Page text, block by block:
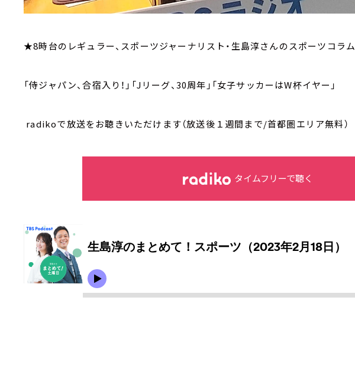
★8時台のレギュラー、スポーツジャーナリスト・生島淳さんのスポーツコラム
「侍ジャパン、合宿入り！」「Jリーグ、30周年」「女子サッカーはW杯イヤー」
radikoで放送をお聴きいただけます（放送後１週間まで/首都圏エリア無料）
タイムフリーで聴く